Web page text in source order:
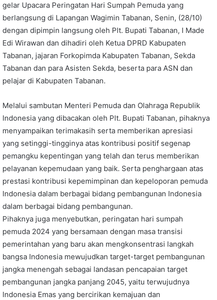
gelar Upacara Peringatan Hari Sumpah Pemuda yang
berlangsung di Lapangan Wagimin Tabanan, Senin, (28/10)
dengan dipimpin langsung oleh Plt. Bupati Tabanan, I Made
Edi Wirawan dan dihadiri oleh Ketua DPRD Kabupaten
Tabanan, jajaran Forkopimda Kabupaten Tabanan, Sekda
Tabanan dan para Asisten Sekda, beserta para ASN dan
pelajar di Kabupaten Tabanan.
Melalui sambutan Menteri Pemuda dan Olahraga Republik
Indonesia yang dibacakan oleh Plt. Bupati Tabanan, pihaknya
menyampaikan terimakasih serta memberikan apresiasi
yang setinggi-tingginya atas kontribusi positif segenap
pemangku kepentingan yang telah dan terus memberikan
pelayanan kepemudaan yang baik. Serta penghargaan atas
prestasi kontribusi kepemimpinan dan kepeloporan pemuda
Indonesia dalam berbagai bidang pembangunan Indonesia
dalam berbagai bidang pembangunan.
Pihaknya juga menyebutkan, peringatan hari sumpah
pemuda 2024 yang bersamaan dengan masa transisi
pemerintahan yang baru akan mengkonsentrasi langkah
bangsa Indonesia mewujudkan target-target pembangunan
jangka menengah sebagai landasan pencapaian target
pembangunan jangka panjang 2045, yaitu terwujudnya
Indonesia Emas yang bercirikan kemajuan dan